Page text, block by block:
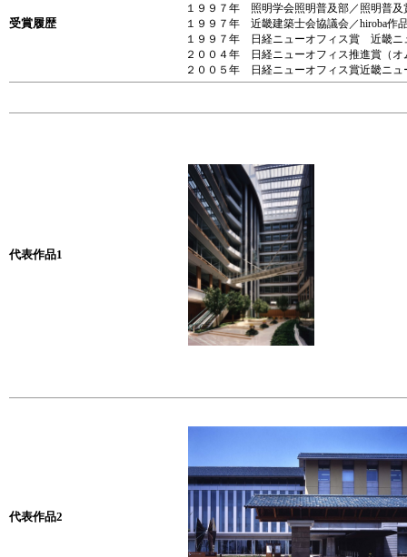
受賞履歴
１９９７年 照明学会照明普及部／照明普及
１９９７年 近畿建築士会協議会／hiroba作
１９９７年 日経ニューオフィス賞 近畿ニ
２００４年 日経ニューオフィス推進賞（
２００５年 日経ニューオフィス賞近畿ニ
代表作品1
代表作品2